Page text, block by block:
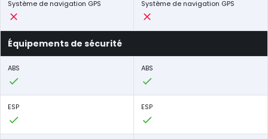
Système de navigation GPS Système de navigation GPS
Équipements de sécurité
ABS ABS
ESP ESP